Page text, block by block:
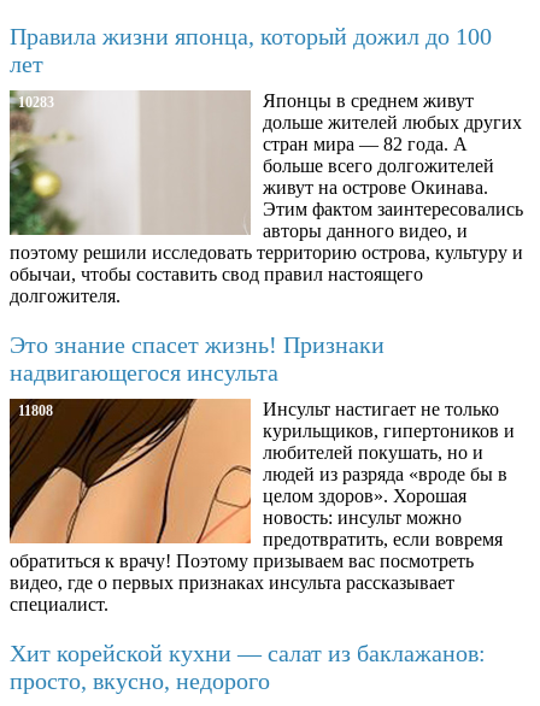
Правила жизни японца, который дожил до 100
лет
10283
Японцы в среднем живут
дольше жителей любых других
стран мира — 82 года. А
больше всего долгожителей
живут на острове Окинава.
Этим фактом заинтересовались
авторы данного видео, и
поэтому решили исследовать территорию острова, культуру и
обычаи, чтобы составить свод правил настоящего
долгожителя.
Это знание спасет жизнь! Признаки
надвигающегося инсульта
11808
Инсульт настигает не только
курильщиков, гипертоников и
любителей покушать, но и
людей из разряда «вроде бы в
целом здоров». Хорошая
новость: инсульт можно
предотвратить, если вовремя
обратиться к врачу! Поэтому призываем вас посмотреть
видео, где о первых признаках инсульта рассказывает
специалист.
Хит корейской кухни — салат из баклажанов:
просто, вкусно, недорого